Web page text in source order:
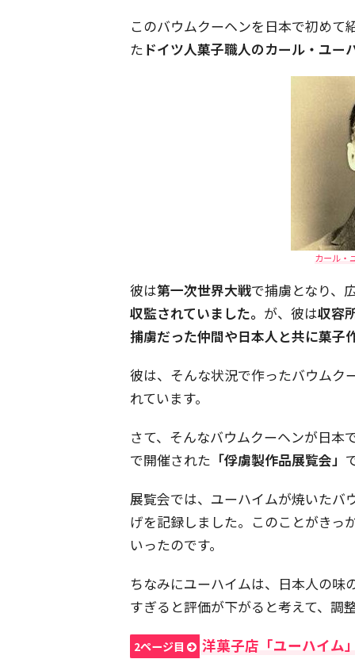
このバウムクーヘンを日本で初めて
た ドイツ人菓子職人のカール・ユー
カール・
彼は第一次世界大戦で捕虜となり、
収監されていました。 が、彼は収容
捕虜だった仲間や日本人と共に菓子
彼は、そんな状況で作ったバウムク
れています。
さて、そんなバウムクーヘンが日本
で開催された 「俘虜製作品展覧会」
展覧会では、ユーハイムが焼いたバ
げを記録しました。このことがきっ
いったのです。
ちなみにユーハイムは、日本人の味
すぎると評価が下がると考えて、調
2ページ目 洋菓子店「ユーハイム